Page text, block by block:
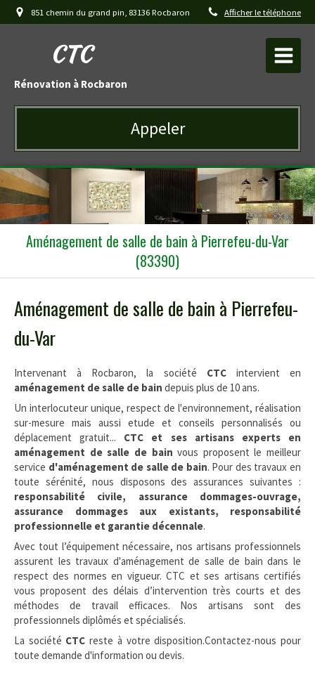
851 chemin du grand pin, 83136 Rocbaron Afficher le téléphone
CTC
Rénovation à Rocbaron
Appeler
Aménagement de salle de bain à Pierrefeu-du-Var
(83390)
Aménagement de salle de bain à Pierrefeu-
du-Var
Intervenant à Rocbaron, la société CTCintervient en
aménagement de salle de bain depuis plus de 10 ans.
Un interlocuteur unique, respect de l'environnement, réalisation
sur-mesure mais aussi etude et conseils personnalisés ou
déplacement gratuit... CTC et ses artisans experts en
aménagement de salle de bain vous proposent le meilleur
service d'aménagement de salle de bain. Pour des travaux en
toute sérénité, nous disposons des assurances suivantes :
responsabilité civile, assurance dommages-ouvrage,
assurance dommages aux existants, responsabilité
professionnelle et garantie décennale.
Avec tout l’équipement nécessaire, nos artisans professionnels
assurent les travaux d'aménagement de salle de bain dans le
respect des normes en vigueur. CTC et ses artisans certifiés
vous proposent des délais d’intervention très courts et des
méthodes de travail efficaces. Nos artisans sont des
professionnels diplômés et spécialisés.
La société CTC reste à votre disposition.Contactez-nous pour
toute demande d'information ou devis.